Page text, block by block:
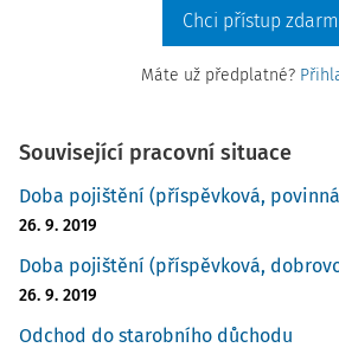
Chci přístup
Máte už předplatné?
Související pracovní situace
Doba pojištění (příspěvková,
26. 9. 2019
Doba pojištění (příspěvková,
26. 9. 2019
Odchod do starobního důchodu